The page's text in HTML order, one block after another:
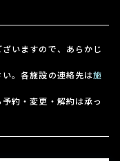
いますので、あらかじ
。各施設の連絡先は施
約・変更・解約は承っ